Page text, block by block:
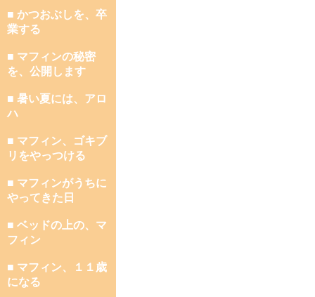
■ かつおぶしを、卒
業する
■ マフィンの秘密
を、公開します
■ 暑い夏には、アロ
ハ
■ マフィン、ゴキブ
リをやっつける
■ マフィンがうちに
やってきた日
■ ベッドの上の、マ
フィン
■ マフィン、１１歳
になる